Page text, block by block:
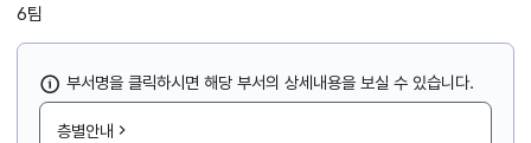
6팀
부서명을 클릭하시면 해당 부서의 상세내용을 보실 수 있습니다.
층별안내